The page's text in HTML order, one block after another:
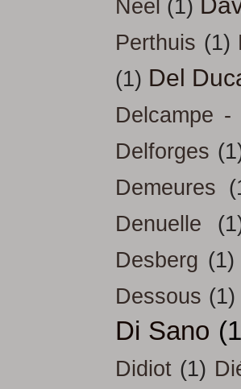
Neel (1)
Perthuis (1)
(1) Del
Delcampe -
Delforges
Demeures
Denuelle
Desberg (1)
Dessous (1)
Di Sano
Didiot (1)